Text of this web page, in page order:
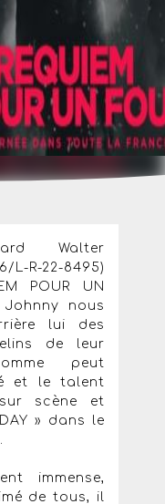
Walter
L-R-22-8495)
POUR UN
Johnny nous
lui des
de leur
peut
et le talent
scène et
» dans le
immense,
de tous, il